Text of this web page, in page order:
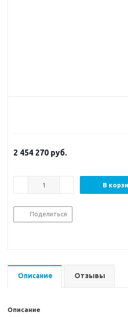
2 454 270 руб.
В
Поделиться
Описание Отзывы
Описание